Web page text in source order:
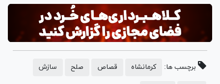
برچسب ها: کرمانشاه قصاص صلح سازش